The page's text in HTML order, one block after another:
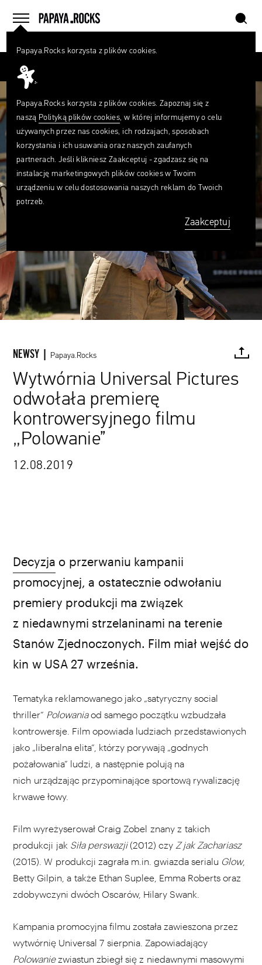
menu
home szukaj
NEWSY | Papaya.Rocks
Wytwórnia Universal Pictures
odwołała premierę
kontrowersyjnego filmu
„Polowanie”
12.08.2019
FACEBOOK TWITTER PINTEREST
Decyzja o przerwaniu kampanii
promocyjnej, a ostatecznie odwołaniu
premiery produkcji ma związek
z niedawnymi strzelaninami na terenie
Stanów Zjednoczonych. Film miał wejść do
kin w USA 27 września.
Tematyka reklamowanego jako „satyryczny social
thriller” Polowaniaod samego początku wzbudzała
kontrowersje. Film opowiada ludziach przedstawionych
jako „liberalna elita”, którzy porywają „godnych
pożałowania” ludzi, a następnie polują na
nich urządzając przypominające sportową rywalizację
krwawe łowy.
Film wyreżyserował Craig Zobel znany z takich
produkcji jak Siła perswazji(2012) czy Z jak Zachariasz
(2015). W produkcji zagrała m.in. gwiazda serialu Glow,
Betty Gilpin, a także Ethan Suplee, Emma Roberts oraz
zdobywczyni dwóch Oscarów, Hilary Swank.
Kampania promocyjna filmu została zawieszona przez
wytwórnię Universal 7 sierpnia. Zapowiadający
Polowaniezwiastun zbiegł się z niedawnymi masowymi
Papaya.Rocks korzysta z plików cookies.
Papaya.Rocks korzysta z plików cookies. Zapoznaj się z
naszą Polityką plików cookies, w której informujemy o celu
używanych przez nas cookies, ich rodzajach, sposobach
korzystania i ich usuwania oraz naszych zaufanych
partnerach. Jeśli klikniesz Zaakceptuj - zgadzasz się na
instalację marketingowych plików cookies w Twoim
urządzeniu w celu dostosowania naszych reklam do Twoich
potrzeb.
Zaakceptuj
Czego
szukasz?